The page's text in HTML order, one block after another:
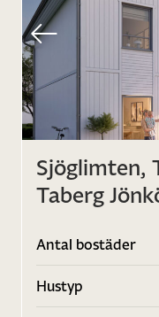
Sjöglimten,
Taberg
Antal bostäder
Hustyp